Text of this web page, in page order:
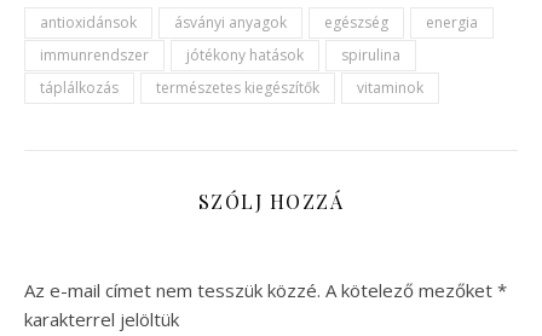
antioxidánsok ásványi anyagok egészség
energia
immunrendszer
jótékony hatások
spirulina
táplálkozás
természetes kiegészítők vitaminok
SZÓLJ HOZZÁ
Az e-mail címet nem tesszük közzé. A kötelező mezőket *
karakterrel jelöltük